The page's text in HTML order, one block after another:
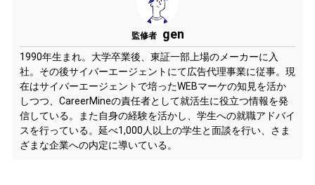
監修者 gen
1990年生まれ。大学卒業後、東証一部上場のメーカーに入
社。その後サイバーエージェントにて広告代理事業に従事。現
在はサイバーエージェントで培ったWEBマーケの知見を活か
しつつ、CareerMineの責任者として就活生に役立つ情報を発
信している。また自身の経験を活かし、学生への就職アドバイ
スを行っている。延べ1,000人以上の学生と面談を行い、さま
ざまな企業への内定に導いている。